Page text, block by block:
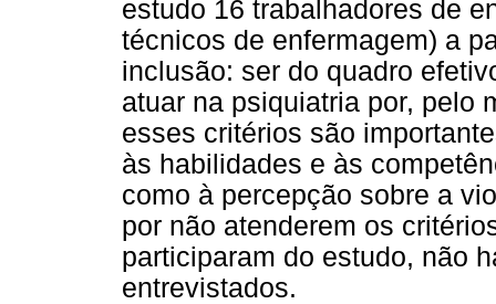
estudo 16 trabalhadores de
técnicos de enfermagem) a
inclusão: ser do quadro
atuar na psiquiatria por, pelo
esses critérios são
às habilidades e às
como à percepção sobre a
por não atenderem os
participaram do estudo, não
entrevistados.